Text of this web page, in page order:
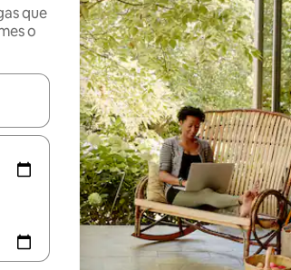
que
o
con las teclas de flecha hacia arriba y hacia